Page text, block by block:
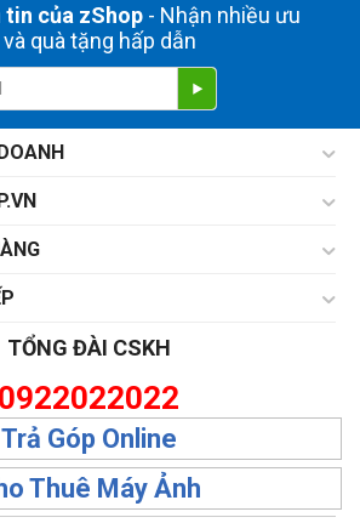
tin của zShop- Nhận nhiều ưu
quà tặng hấp dẫn
TỔNG ĐÀI CSKH
0922022022
Trả Góp Online
Thuê Máy Ảnh